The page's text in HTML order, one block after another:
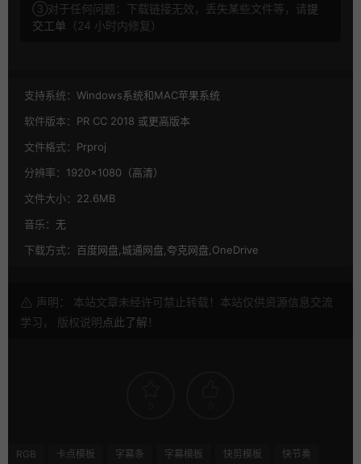
③对于任何问题：下载链接无效，丢失某些文件等，请提
交工单 （24 小时内修复）
支持系统： Windows系统和MAC苹果系统
软件版本： PR CC 2018 或更高版本
文件格式： Prproj
分辨率： 1920×1080（高清）
文件大小： 22.6MB
音乐： 无
下载方式： 百度网盘,城通网盘,夸克网盘,OneDrive
声明： 本站文章未经许可禁止转载！本站仅供资源信息交流
学习， 版权说明点此了解 ！
RGB 卡点模板 字幕条 字幕模板 快剪模板
快节奏